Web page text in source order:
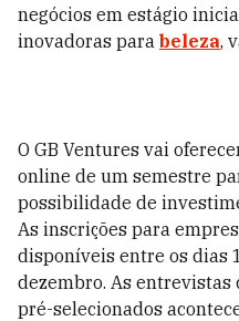
negócios em estágio
inovadoras para beleza,
O GB Ventures vai
online de um semestre
possibilidade de
As inscrições para
disponíveis entre os dias
dezembro. As entrevistas
pré-selecionados